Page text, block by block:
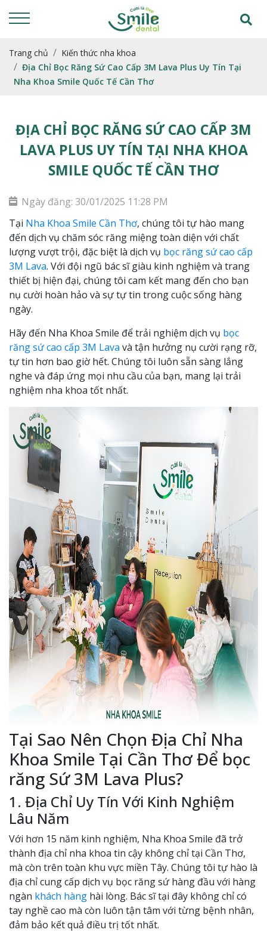
Trang chủ
Kiến thức nha khoa
Địa Chỉ Bọc Răng Sứ Cao Cấp 3M Lava Plus Uy Tín Tại
Nha Khoa Smile Quốc Tế Cần Thơ
ĐỊA CHỈ BỌC RĂNG SỨ CAO CẤP 3M
LAVA PLUS UY TÍN TẠI NHA KHOA
SMILE QUỐC TẾ CẦN THƠ
Ngày đăng: 30/01/2025 11:28 PM
Tại Nha Khoa Smile Cần Thơ, chúng tôi tự hào mang
đến dịch vụ chăm sóc răng miệng toàn diện với chất
lượng vượt trội, đặc biệt là dịch vụ bọc răng sứ cao cấp
3M Lava. Với đội ngũ bác sĩ giàu kinh nghiệm và trang
thiết bị hiện đại, chúng tôi cam kết mang đến cho bạn
nụ cười hoàn hảo và sự tự tin trong cuộc sống hàng
ngày.
Hãy đến Nha Khoa Smile để trải nghiệm dịch vụ bọc
răng sứ cao cấp 3M Lava và tận hưởng nụ cười rạng rỡ,
tự tin hơn bao giờ hết. Chúng tôi luôn sẵn sàng lắng
nghe và đáp ứng mọi nhu cầu của bạn, mang lại trải
nghiệm nha khoa tốt nhất.
Tại Sao Nên Chọn Địa Chỉ Nha
Khoa Smile Tại Cần Thơ Để bọc
răng Sứ 3M Lava Plus?
1. Địa Chỉ Uy Tín Với Kinh Nghiệm
Lâu Năm
Với hơn 15 năm kinh nghiệm, Nha Khoa Smile đã trở
thành địa chỉ nha khoa tin cậy không chỉ tại Cần Thơ,
mà còn trên toàn khu vực miền Tây. Chúng tôi tự hào là
địa chỉ cung cấp dịch vụ bọc răng sứ hàng đầu với hàng
ngàn khách hàng hài lòng. Bác sĩ tại đây không chỉ có
tay nghề cao mà còn luôn tận tâm với từng bệnh nhân,
đảm bảo kết quả điều trị tốt nhất.